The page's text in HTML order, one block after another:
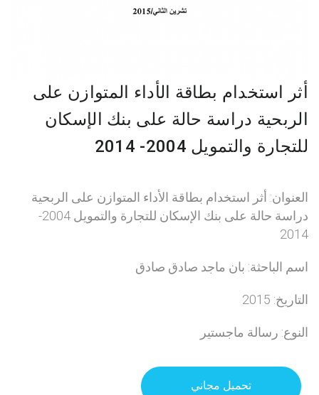
أثر استخدام بطاقة الأداء المتوازن على
الربحية دراسة حالة على بنك الإسكان
للتجارة والتمويل 2004- 2014
العنوان: أثر استخدام بطاقة الأداء المتوازن على الربحية
دراسة حالة على بنك الإسكان للتجارة والتمويل 2004-
2014
اسم الباحثة: بان ماجد صادق صادق
التاريخ: 2015
النوع: رسالة ماجستير
تحميل مجاني